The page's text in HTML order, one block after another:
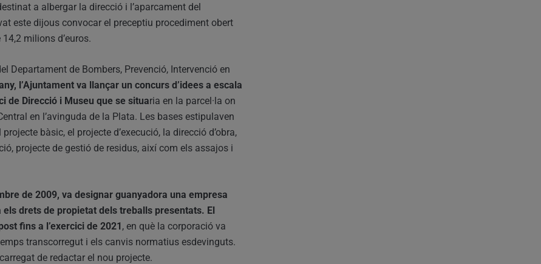
a albergar la direcció i l’aparcament del
este dijous convocar el preceptiu procediment obert
milions d’euros.
Departament de Bombers, Prevenció, Intervenció en
l’Ajuntament va llançar un concurs d’idees a escala
de Direcció i Museu que se situaria en la parcel·la on
en l’avinguda de la Plata. Les bases estipulaven
bàsic, el projecte d’execució, la direcció d’obra,
projecte de gestió de residus, així com els assajos i
de 2009, va designar guanyadora una empresa
drets de propietat dels treballs presentats. El
fins a l’exercici de 2021, en què la corporació va
transcorregut i els canvis normatius esdevinguts.
de redactar el nou projecte.